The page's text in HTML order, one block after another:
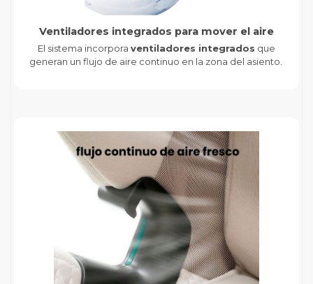
Ventiladores integrados para mover el aire
El sistema incorpora ventiladores integrados que
generan un flujo de aire continuo en la zona del asiento.